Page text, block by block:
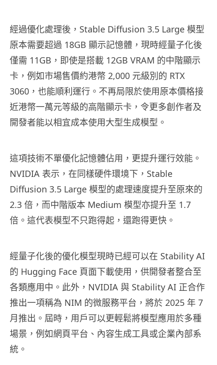
經過優化處理後，Stable Diffusion 3.5 Large 模型
原本需要超過 18GB 顯示記憶體，現時經量子化後
僅需 11GB，即使是搭載 12GB VRAM 的中階顯示
卡，例如市場售價約港幣 2,000 元級別的 RTX
3060，也能順利運行。不再局限於使用原本價格接
近港幣一萬元等級的高階顯示卡，令更多創作者及
開發者能以相宜成本使用大型生成模型。
這項技術不單優化記憶體佔用，更提升運行效能。
NVIDIA 表示，在同樣硬件環境下，Stable
Diffusion 3.5 Large 模型的處理速度提升至原來的
2.3 倍，而中階版本 Medium 模型亦提升至 1.7
倍。這代表模型不只跑得起，還跑得更快。
經量子化後的優化模型現時已經可以在 Stability AI
的 Hugging Face 頁面下載使用，供開發者整合至
各類應用中。此外，NVIDIA 與 Stability AI 正合作
推出一項稱為 NIM 的微服務平台，將於 2025 年 7
月推出。屆時，用戶可以更輕鬆將模型應用於多種
場景，例如網頁平台、內容生成工具或企業內部系
統。